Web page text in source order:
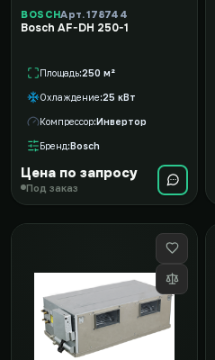
BOSCHАрт. 178744
Bosch AF-DH 250-1
Площадь 250 м²
Охлаждение 25 кВт
Компрессор Инвертор
Бренд Bosch
Цена по запросу
Под заказ